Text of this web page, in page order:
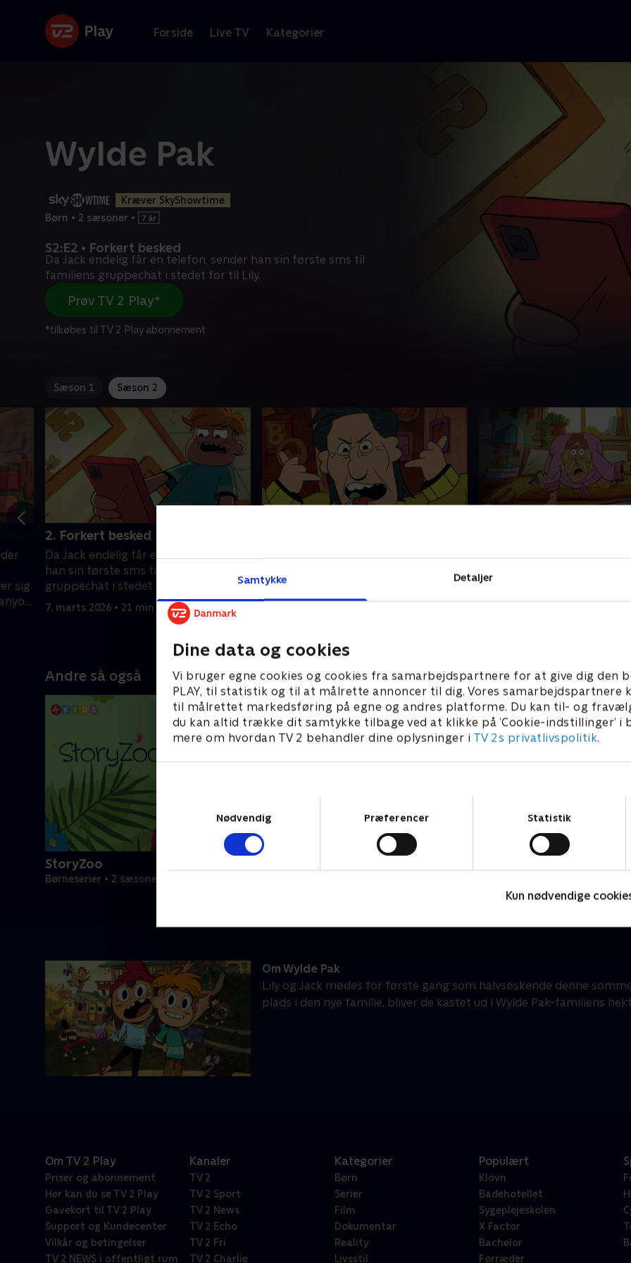
Samtykke Detaljer
Dine data og cookies
Vi bruger egne cookies og cookies fra samarbejdspartnere for at give dig den
PLAY, til statistik og til at målrette annoncer til dig. Vores samarbejdspartnere
til målrettet markedsføring på egne og andres platforme. Du kan til- og
du kan altid trække dit samtykke tilbage ved at klikke på ’Cookie-indstillinger’ i
mere om hvordan TV 2 behandler dine oplysninger i TV 2s privatlivspolitik.
Nødvendig
Præferencer Statistik
Kun nødvendige
Forside Live TV Kategorier
Wylde Pak
Kræver SkyShowtime
Børn • 2 sæsoner •
S2:E2 • Forkert besked
Da Jack endelig får en telefon, sender han sin første sms til
familiens gruppechat i stedet for til Lily.
Prøv TV 2 Play*
*tilkøbes til TV 2 Play abonnement
Sæson 1 Sæson 2
sig
2. Forkert besked
Da Jack endelig får en telefon, sender
han sin første sms til familiens
gruppechat i stedet for til Lily.
7. marts 2026 • 21 min
Jack vil være med til drengeaften, og
familien.
Pak, efter at Lily og Jack ved
har ødelagt hans hus.
Andre så også
StoryZoo
Børneserier • 2 sæsoner
Om Wylde Pak
Lily og Jack mødes for første gang som halvsøskende denne
plads i den nye familie, bliver de kastet ud i Wylde Pak-familiens
Om TV 2 Play
Priser og abonnement
Her kan du se TV 2 Play
Gavekort til TV 2 Play
Support og Kundecenter
Vilkår og betingelser
TV 2 NEWS i offentligt rum
Kanaler
TV 2
TV 2 Sport
TV 2 News
TV 2 Echo
TV 2 Fri
TV 2 Charlie
Kategorier
Børn
Serier
Film
Dokumentar
Reality
Livsstil
Populært
Klovn
Badehotellet
Sygeplejeskolen
X Factor
Bachelor
Forræder